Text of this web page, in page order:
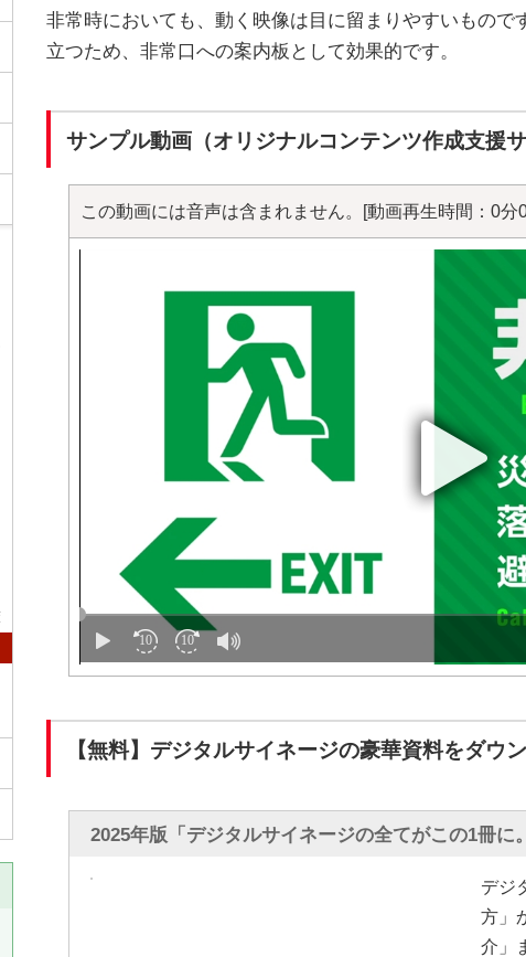
非常時においても、動く映像は目に留まりやすいもので
立つため、非常口への案内板として効果的です。
サンプル動画（オリジナルコンテンツ作成支援サ
この動画には音声は含まれません。 [動画再生時間：0分
【無料】デジタルサイネージの豪華資料をダウ
2025年版「デジタルサイネージの全てがこの1冊に
デジ
方」
介」